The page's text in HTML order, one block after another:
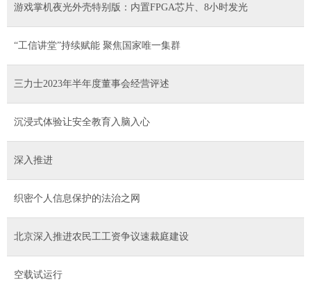
游戏掌机夜光外壳特别版：内置FPGA芯片、8小时发光
“工信讲堂”持续赋能 聚焦国家唯一集群
三力士2023年半年度董事会经营评述
沉浸式体验让安全教育入脑入心
深入推进
织密个人信息保护的法治之网
北京深入推进农民工工资争议速裁庭建设
空载试运行